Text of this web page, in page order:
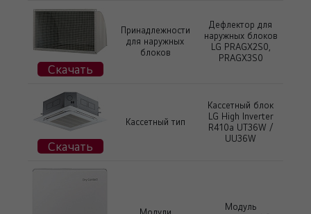
Скачать
Принадлежности
для наружных
блоков
Дефлектор для
наружных блоков
LG PRAGX2S0,
PRAGX3S0
Скачать
Кассетный тип
Кассетный блок
LG High Inverter
R410a UT36W /
UU36W
Модуль